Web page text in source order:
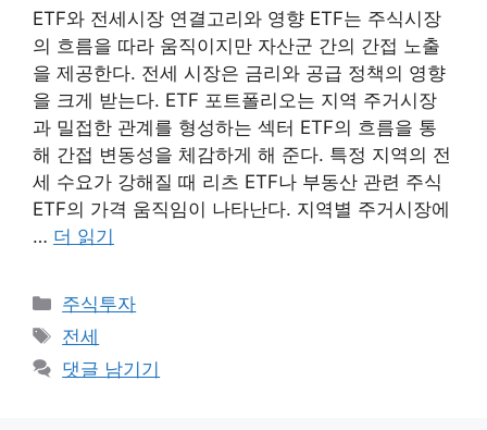
ETF와 전세시장 연결고리와 영향 ETF는 주식시장
의 흐름을 따라 움직이지만 자산군 간의 간접 노출
을 제공한다. 전세 시장은 금리와 공급 정책의 영향
을 크게 받는다. ETF 포트폴리오는 지역 주거시장
과 밀접한 관계를 형성하는 섹터 ETF의 흐름을 통
해 간접 변동성을 체감하게 해 준다. 특정 지역의 전
세 수요가 강해질 때 리츠 ETF나 부동산 관련 주식
ETF의 가격 움직임이 나타난다. 지역별 주거시장에
… 더 읽기
카
테
리
주식투자
태
그
전세
댓글 남기기